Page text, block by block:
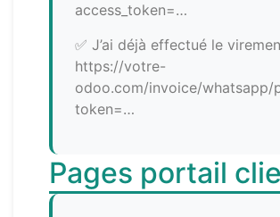
access_token=…
✅ J’ai déjà effectué le
https://votre-
odoo.com/invoice/whatsapp/
token=…
Pages portail